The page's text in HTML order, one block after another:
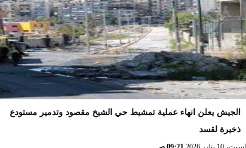
الجيش يعلن انهاء عملية تمشيط حي الشيخ مقصود وتدمير مستودع
ذخيرة لقسد